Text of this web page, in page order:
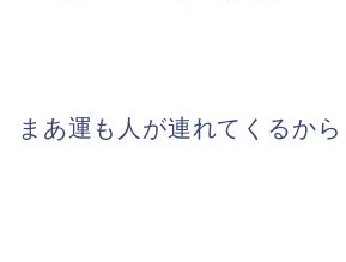
まあ運も人が連れてくるから